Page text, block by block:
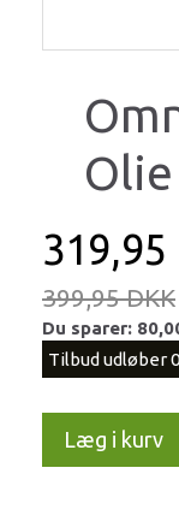
319,95
399,95 DKK
Du sparer:
Tilbud udløber
Læg i kurv